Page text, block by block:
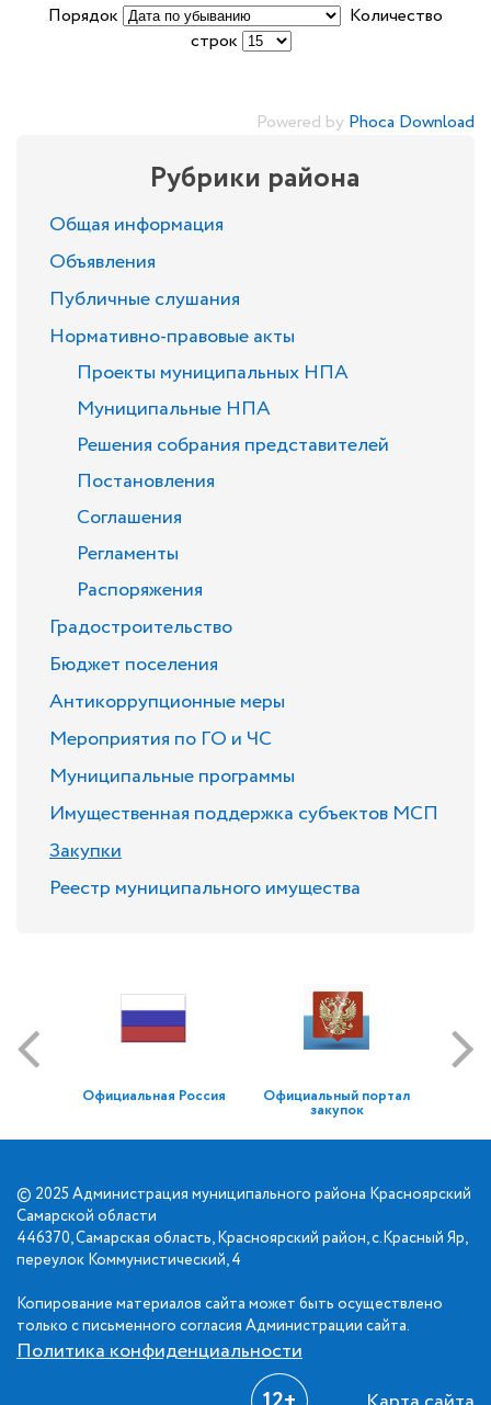
Порядок
Количество
строк
Powered by Phoca Download
Рубрики района
Общая информация
Объявления
Публичные слушания
Нормативно-правовые акты
Проекты муниципальных НПА
Муниципальные НПА
Решения собрания представителей
Постановления
Соглашения
Регламенты
Распоряжения
Градостроительство
Бюджет поселения
Антикоррупционные меры
Мероприятия по ГО и ЧС
Муниципальные программы
Имущественная поддержка субъектов МСП
Закупки
Реестр муниципального имущества
Официальная Россия Официальный портал
закупок
© 2025 Администрация муниципального района Красноярский
Самарской области
446370, Самарская область, Красноярский район, с.Красный Яр,
переулок Коммунистический, 4
Копирование материалов сайта может быть осуществлено
только с письменного согласия Администрации сайта.
Политика конфиденциальности